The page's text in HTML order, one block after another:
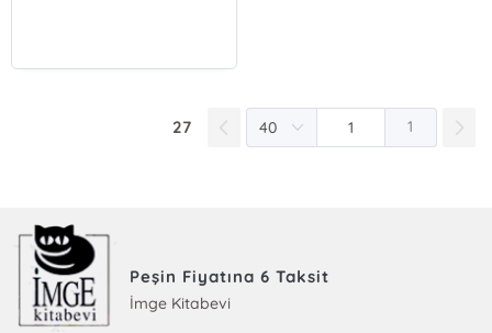
27 1
Peşin Fiyatına 6 Taksit
İmge Kitabevi